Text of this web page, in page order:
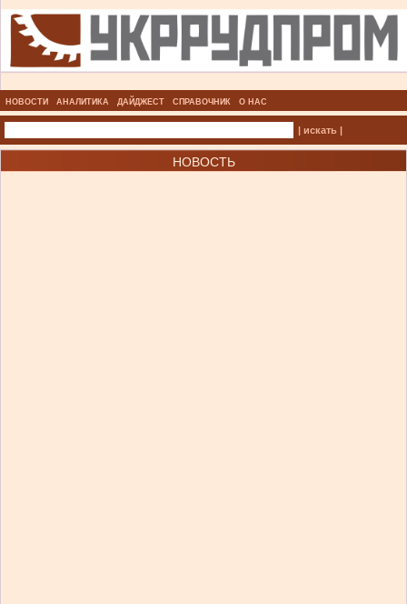
НОВОСТИ АНАЛИТИКА ДАЙДЖЕСТ СПРАВОЧНИК О НАС
| искать |
НОВОСТЬ